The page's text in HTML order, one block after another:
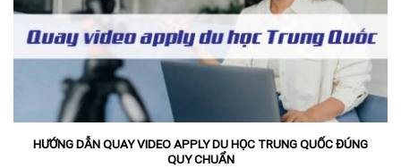
HƯỚNG DẪN QUAY VIDEO APPLY DU HỌC TRUNG QUỐC ĐÚNG
QUY CHUẨN